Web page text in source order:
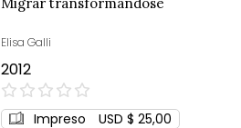
Elisa Galli
2012
0%
Impreso USD $ 25,00